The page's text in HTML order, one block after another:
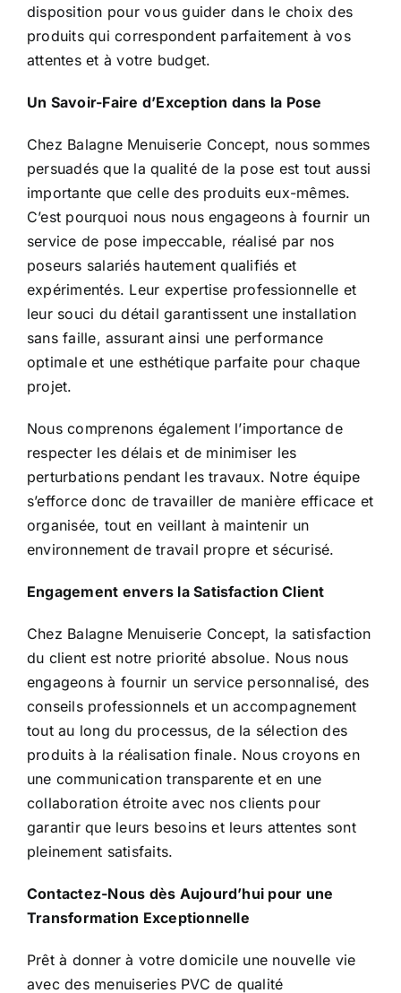
disposition pour vous guider dans le choix des
produits qui correspondent parfaitement à vos
attentes et à votre budget.
Un Savoir-Faire d’Exception dans la Pose
Chez Balagne Menuiserie Concept, nous sommes
persuadés que la qualité de la pose est tout aussi
importante que celle des produits eux-mêmes.
C’est pourquoi nous nous engageons à fournir un
service de pose impeccable, réalisé par nos
poseurs salariés hautement qualifiés et
expérimentés. Leur expertise professionnelle et
leur souci du détail garantissent une installation
sans faille, assurant ainsi une performance
optimale et une esthétique parfaite pour chaque
projet.
Nous comprenons également l’importance de
respecter les délais et de minimiser les
perturbations pendant les travaux. Notre équipe
s’efforce donc de travailler de manière efficace et
organisée, tout en veillant à maintenir un
environnement de travail propre et sécurisé.
Engagement envers la Satisfaction Client
Chez Balagne Menuiserie Concept, la satisfaction
du client est notre priorité absolue. Nous nous
engageons à fournir un service personnalisé, des
conseils professionnels et un accompagnement
tout au long du processus, de la sélection des
produits à la réalisation finale. Nous croyons en
une communication transparente et en une
collaboration étroite avec nos clients pour
garantir que leurs besoins et leurs attentes sont
pleinement satisfaits.
Contactez-Nous dès Aujourd’hui pour une
Transformation Exceptionnelle
Prêt à donner à votre domicile une nouvelle vie
avec des menuiseries PVC de qualité